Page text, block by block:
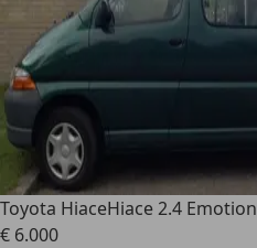
Toyota HiaceHiace 2.4 Emotion
€ 6.000